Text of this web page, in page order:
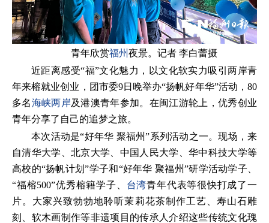
青年欣赏福州夜景。记者 李白蕾摄
近距离感受“福”文化魅力，以文化软实力吸引两岸青
年来榕就业创业，团市委9日晚举办“扬帆好年华”活动，80
多名海峡两岸及港澳青年参加。在闽江游轮上，优秀创业
青年分享了自己的追梦之旅。
本次活动是“好年华 聚福州”系列活动之一。现场，来
自清华大学、北京大学、中国人民大学、华中科技大学等
高校的“扬帆计划”学子和“好年华 聚福州”研学活动学子、
“福榕500”优秀榕籍学子、 台湾青年代表等很快打成了一
片。大家兴致勃勃地聆听茉莉花茶制作工艺、寿山石雕
刻、软木画制作等非遗项目的传承人介绍这些传统文化瑰